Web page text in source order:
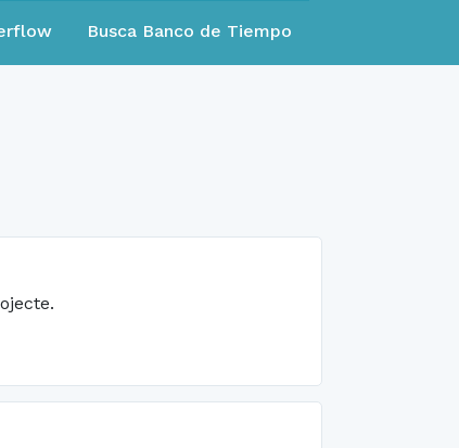
Busca Banco de Tiempo